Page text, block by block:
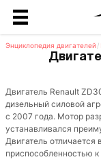
Энциклопедия двигателей/
Двигатель Renault
дизельный силовой
с 2007 года. Мотор
устанавливался
Двигатель
приспособленностью